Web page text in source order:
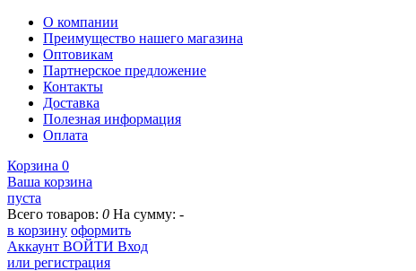
О компании
Преимущество нашего магазина
Оптовикам
Партнерское предложение
Контакты
Доставка
Полезная информация
Оплата
Корзина 0
Ваша корзина
пуста
Всего товаров: 0 На сумму: -
в корзину оформить
Аккаунт ВОЙТИ Вход
или регистрация